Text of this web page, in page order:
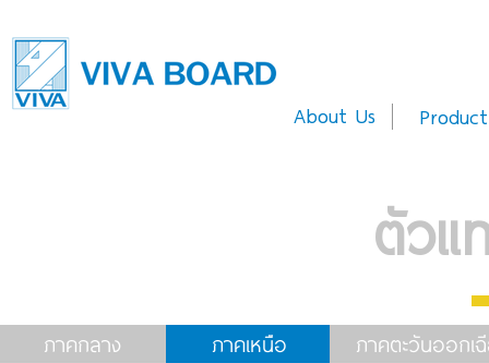
About Us Product
ตัวแ
ภาคกลาง ภาคเหนือ ภาคตะวันออกเ